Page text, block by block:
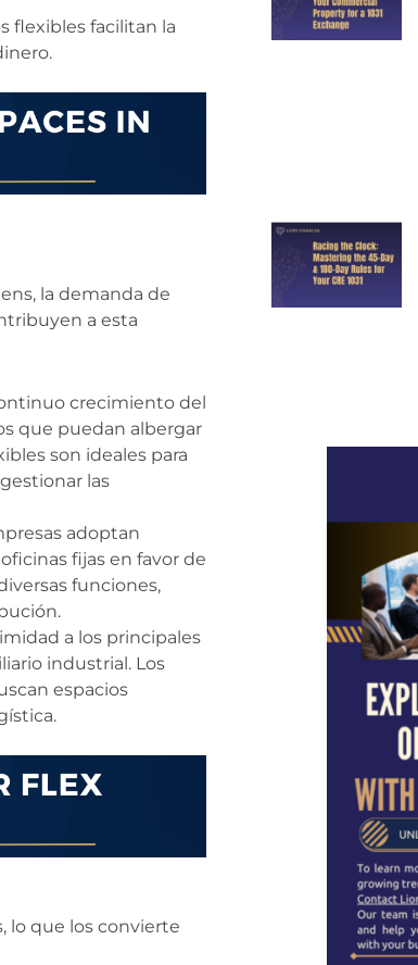
flexibles facilitan la
la demanda de
a esta
crecimiento del
que puedan albergar
son ideales para
las
adoptan
fijas en favor de
funciones,
a los principales
industrial. Los
espacios
lo que los convierte